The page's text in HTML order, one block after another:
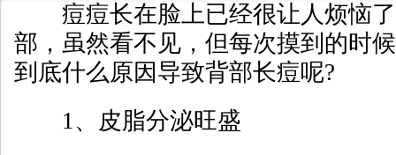
痘痘长在脸上已经很让人烦恼了
部，虽然看不见，但每次摸到的时
到底什么原因导致背部长痘呢?
1、皮脂分泌旺盛